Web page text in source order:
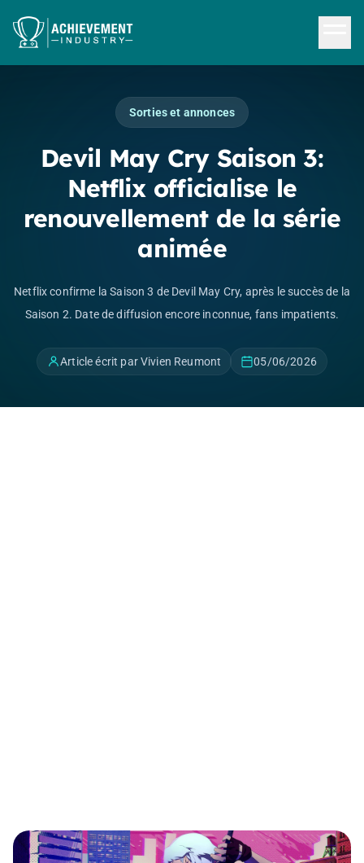
Sorties et annonces
Devil May Cry Saison 3:
Netflix officialise le
renouvellement de la série
animée
Netflix confirme la Saison 3 de Devil May Cry, après le succès de la
Saison 2. Date de diffusion encore inconnue, fans impatients.
Article écrit par Vivien Reumont 05/06/2026